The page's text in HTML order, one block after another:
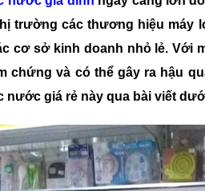
trường các thương hiệu máy
cơ sở kinh doanh nhỏ lẻ. Với
chứng và có thể gây ra hậu
nước giá rẻ này qua bài viết